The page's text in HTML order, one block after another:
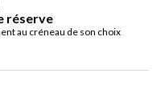
réserve
au créneau de son choix